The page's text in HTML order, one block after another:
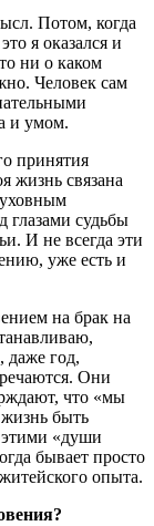
Потом, когда
я оказался и
ни о каком
Человек сам
и умом.
принятия
жизнь связана
глазами судьбы
И не всегда эти
уже есть и
на брак на
даже год,
Они
что «мы
быть
«души
бывает просто
опыта.